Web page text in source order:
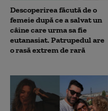
Descoperirea făcută de o
femeie după ce a salvat un
câine care urma sa fie
eutanasiat. Patrupedul are
o rasă extrem de rară